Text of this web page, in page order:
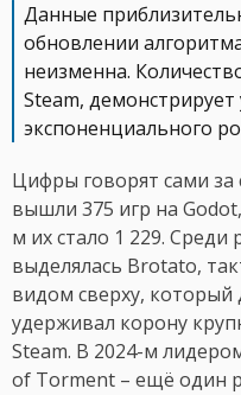
Данные
обновлении
неизменна.
Steam,
экспоненциального
Цифры говорят сами за
вышли 375 игр на
м их стало 1 229. Среди
выделялась Brotato,
видом сверху, который
удерживал корону
Steam. В 2024-м
of Torment – ещё один